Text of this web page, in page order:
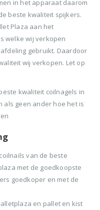
in het apparaat daarom
beste kwaliteit spijkers.
Plaza aan het
welke wij verkopen
gebruikt. Daardoor
wij verkopen. Let op
kwaliteit coilnagels in
geen ander hoe het is
van de beste
met de goedkoopste
goedkoper en met de
en pallet en kist